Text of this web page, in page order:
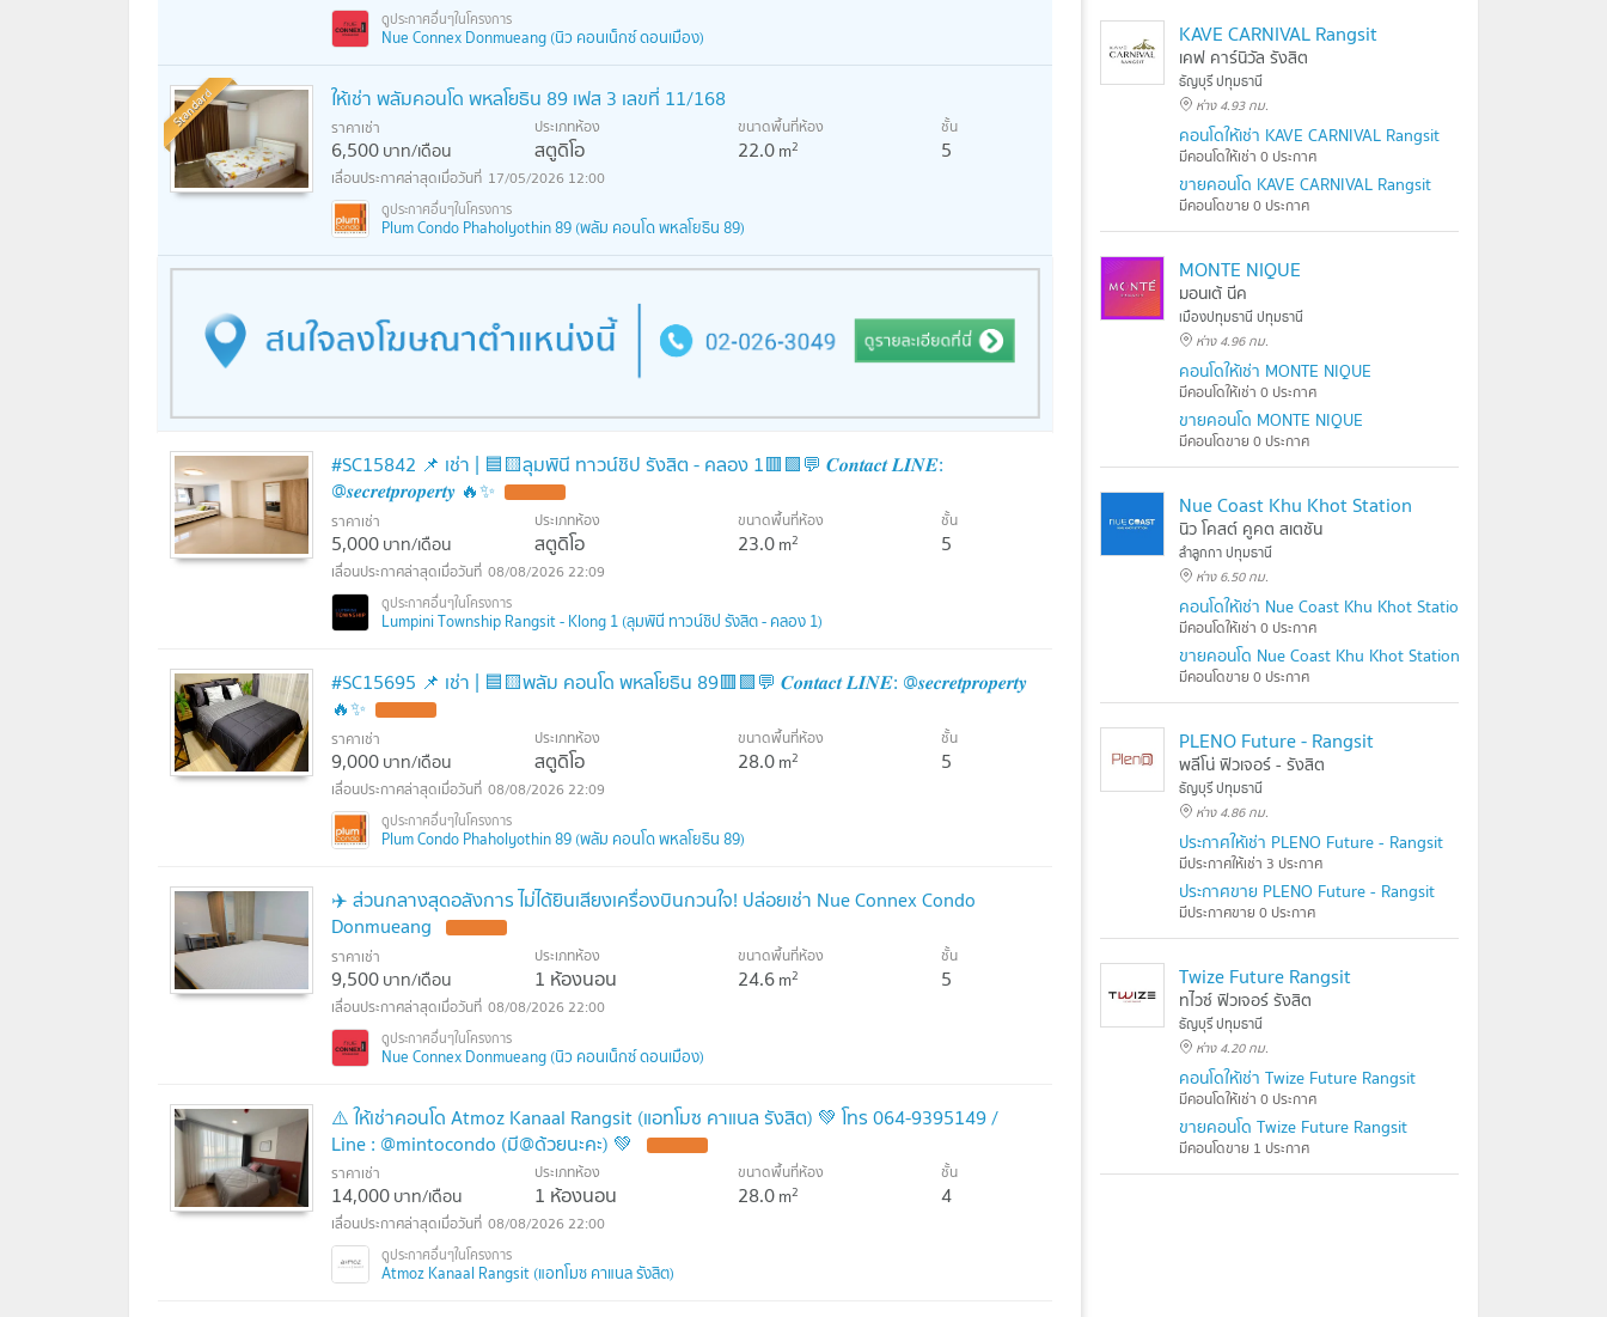
Nue Connex Donmueang (นิว คอนเน็กซ์ ดอนเมือง)
Standard ให้เช่า พลัมคอนโด พหลโยธิน 89 เฟส 3 เลขที่ 11/168
ราคาเช่า
6,500บาท/เดือน
ประเภทห้อง
สตูดิโอ
ขนาดพื้นที่ห้อง
22.0m2
ชั้น
5
17/05/2026 12:00
Plum Condo Phaholyothin 89 (พลัม คอนโด พหลโยธิน 89)
#SC15842 📌 เช่า | 🟦🟨ลุมพินี ทาวน์ชิป รังสิต - คลอง 1🟥🟩💬 𝑪𝒐𝒏𝒕𝒂𝒄𝒕 𝑳𝑰𝑵𝑬:
@𝒔𝒆𝒄𝒓𝒆𝒕𝒑𝒓𝒐𝒑𝒆𝒓𝒕𝒚 🔥✨
ราคาเช่า
5,000บาท/เดือน
ประเภทห้อง
สตูดิโอ
ขนาดพื้นที่ห้อง
23.0m2
ชั้น
5
08/08/2026 22:09
Lumpini Township Rangsit - Klong 1 (ลุมพินี ทาวน์ชิป รังสิต - คลอง 1)
#SC15695 📌 เช่า | 🟦🟨พลัม คอนโด พหลโยธิน 89🟥🟩💬 𝑪𝒐𝒏𝒕𝒂𝒄𝒕 𝑳𝑰𝑵𝑬: @𝒔𝒆𝒄𝒓𝒆𝒕𝒑𝒓𝒐𝒑𝒆𝒓𝒕𝒚
🔥✨
ราคาเช่า
9,000บาท/เดือน
ประเภทห้อง
สตูดิโอ
ขนาดพื้นที่ห้อง
28.0m2
ชั้น
5
08/08/2026 22:09
Plum Condo Phaholyothin 89 (พลัม คอนโด พหลโยธิน 89)
✈️ ส่วนกลางสุดอลังการ ไม่ได้ยินเสียงเครื่องบินกวนใจ! ปล่อยเช่า Nue Connex Condo
Donmueang
ราคาเช่า
9,500บาท/เดือน
ประเภทห้อง
1 ห้องนอน
ขนาดพื้นที่ห้อง
24.6m2
ชั้น
5
08/08/2026 22:00
Nue Connex Donmueang (นิว คอนเน็กซ์ ดอนเมือง)
⚠️ ให้เช่าคอนโด Atmoz Kanaal Rangsit (แอทโมซ คาแนล รังสิต) 💚 โทร 064-9395149 /
Line : @mintocondo (มี@ด้วยนะคะ) 💚
ราคาเช่า
14,000บาท/เดือน
ประเภทห้อง
1 ห้องนอน
ขนาดพื้นที่ห้อง
28.0m2
ชั้น
4
08/08/2026 22:00
Atmoz Kanaal Rangsit (แอทโมซ คาแนล รังสิต)
KAVE CARNIVAL Rangsit
เคฟ คาร์นิวัล รังสิต
ธัญบุรี ปทุมธานี
ห่าง 4.93 กม.
คอนโดให้เช่า KAVE CARNIVAL Rangsit
มีคอนโดให้เช่า 0 ประกาศ
ขายคอนโด KAVE CARNIVAL Rangsit
มีคอนโดขาย 0 ประกาศ
MONTE NIQUE
มอนเต้ นีค
เมืองปทุมธานี ปทุมธานี
ห่าง 4.96 กม.
คอนโดให้เช่า MONTE NIQUE
มีคอนโดให้เช่า 0 ประกาศ
ขายคอนโด MONTE NIQUE
มีคอนโดขาย 0 ประกาศ
Nue Coast Khu Khot Station
นิว โคสต์ คูคต สเตชัน
ลำลูกกา ปทุมธานี
ห่าง 6.50 กม.
คอนโดให้เช่า Nue Coast Khu Khot Station
มีคอนโดให้เช่า 0 ประกาศ
ขายคอนโด Nue Coast Khu Khot Station
มีคอนโดขาย 0 ประกาศ
PLENO Future - Rangsit
พลีโน่ ฟิวเจอร์ - รังสิต
ธัญบุรี ปทุมธานี
ห่าง 4.86 กม.
ประกาศให้เช่า PLENO Future - Rangsit
มีประกาศให้เช่า 3 ประกาศ
ประกาศขาย PLENO Future - Rangsit
มีประกาศขาย 0 ประกาศ
Twize Future Rangsit
ทไวซ์ ฟิวเจอร์ รังสิต
ธัญบุรี ปทุมธานี
ห่าง 4.20 กม.
คอนโดให้เช่า Twize Future Rangsit
มีคอนโดให้เช่า 0 ประกาศ
ขายคอนโด Twize Future Rangsit
มีคอนโดขาย 1 ประกาศ